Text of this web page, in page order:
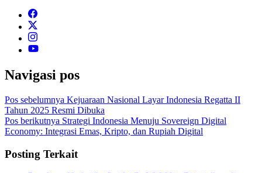
Navigasi pos
Pos sebelumnya Kejuaraan Nasional Layar Indonesia Regatta II
Tahun 2025 Resmi Dibuka
Pos berikutnya Strategi Indonesia Menuju Sovereign Digital
Economy: Integrasi Emas, Kripto, dan Rupiah Digital
Posting Terkait